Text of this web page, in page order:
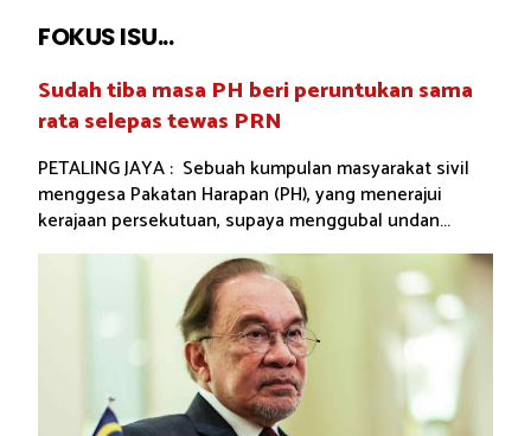
FOKUS ISU...
Sudah tiba masa PH beri peruntukan sama
rata selepas tewas PRN
PETALING JAYA : Sebuah kumpulan masyarakat sivil
menggesa Pakatan Harapan (PH), yang menerajui
kerajaan persekutuan, supaya menggubal undan...